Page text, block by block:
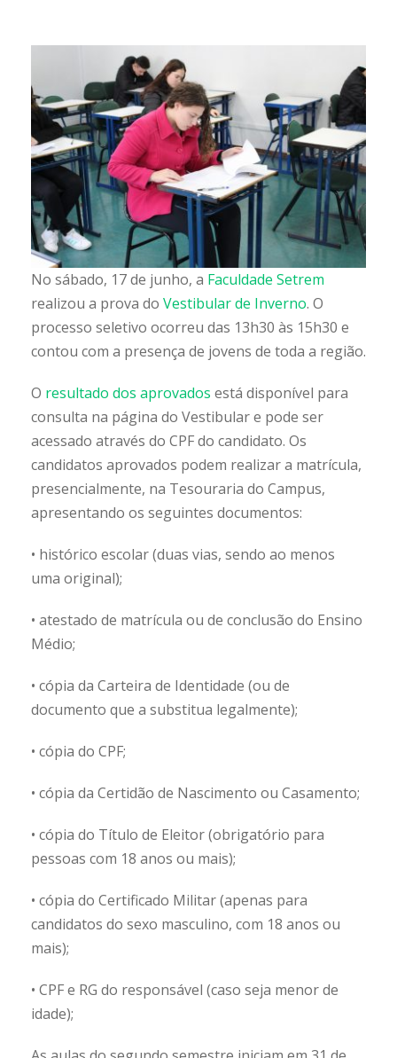
No sábado, 17 de junho, a Faculdade Setrem
realizou a prova do Vestibular de Inverno. O
processo seletivo ocorreu das 13h30 às 15h30 e
contou com a presença de jovens de toda a região.
O resultado dos aprovados está disponível para
consulta na página do Vestibular e pode ser
acessado através do CPF do candidato. Os
candidatos aprovados podem realizar a matrícula,
presencialmente, na Tesouraria do Campus,
apresentando os seguintes documentos:
• histórico escolar (duas vias, sendo ao menos
uma original);
• atestado de matrícula ou de conclusão do Ensino
Médio;
• cópia da Carteira de Identidade (ou de
documento que a substitua legalmente);
• cópia do CPF;
• cópia da Certidão de Nascimento ou Casamento;
• cópia do Título de Eleitor (obrigatório para
pessoas com 18 anos ou mais);
• cópia do Certificado Militar (apenas para
candidatos do sexo masculino, com 18 anos ou
mais);
• CPF e RG do responsável (caso seja menor de
idade);